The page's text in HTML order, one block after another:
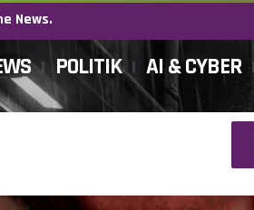
News.
POLITIK AI & CYBER